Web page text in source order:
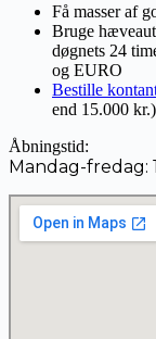
Få masser af
Bruge
døgnets 24
og EURO
Bestille
end 15.000
Åbningstid:
Mandag-fredag: